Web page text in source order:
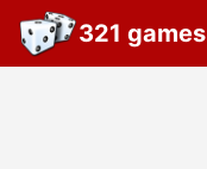
321 games